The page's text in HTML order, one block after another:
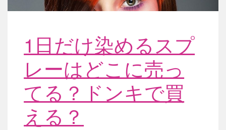
1日だけ染めるスプ
レーはどこに売っ
てる？ドンキで買
える？